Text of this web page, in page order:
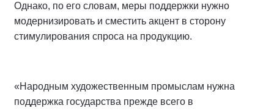
Однако, по его словам, меры поддержки нужно
модернизировать и сместить акцент в сторону
стимулирования спроса на продукцию.
«Народным художественным промыслам нужна
поддержка государства прежде всего в